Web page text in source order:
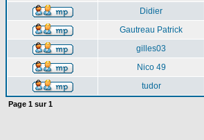
Didier
Gautreau Patrick
gilles03
Nico 49
tudor
Page 1 sur1